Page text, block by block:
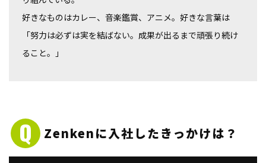
好きなものはカレー、音楽鑑賞、アニメ。好きな言葉は
「努力は必ずは実を結ばない。成果が出るまで頑張り続け
ること。」
Zenkenに入社したきっかけは？